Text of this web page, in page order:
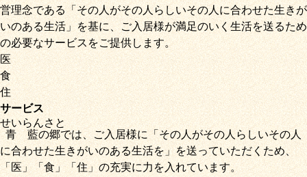
営理念である「その人がその人らしいその人に合わせた生きが
いのある生活」を基に、ご入居様が満足のいく生活を送るため
の必要なサービスをご提供します。
医
食
住
サービス
青藍
せいらん
の郷
さと
では、ご入居様に「その人がその人らしいその人
に合わせた生きがいのある生活を」を送っていただくため、
「医」 「食」「住」の充実に力を入れています。